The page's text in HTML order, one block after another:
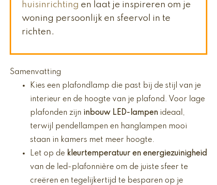
huisinrichting en laat je inspireren om je
woning persoonlijk en sfeervol in te
richten.
Samenvatting
Kies een plafondlamp die past bij de stijl van je
interieur en de hoogte van je plafond. Voor lage
plafonden zijn inbouw LED-lampen ideaal,
terwijl pendellampen en hanglampen mooi
staan in kamers met meer hoogte.
Let op de kleurtemperatuur en energiezuinigheid
van de led-plafonnière om de juiste sfeer te
creëren en tegelijkertijd te besparen op je